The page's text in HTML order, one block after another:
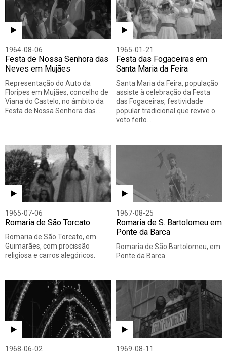
1964-08-06
Festa de Nossa Senhora das
Neves em Mujães
Representação do Auto da
Floripes em Mujães, concelho de
Viana do Castelo, no âmbito da
Festa de Nossa Senhora das…
1965-01-21
Festa das Fogaceiras em
Santa Maria da Feira
Santa Maria da Feira, população
assiste à celebração da Festa
das Fogaceiras, festividade
popular tradicional que revive o
voto feito…
1965-07-06
Romaria de São Torcato
Romaria de São Torcato, em
Guimarães, com procissão
religiosa e carros alegóricos.
1967-08-25
Romaria de S. Bartolomeu em
Ponte da Barca
Romaria de São Bartolomeu, em
Ponte da Barca.
1968-06-02 1969-08-11